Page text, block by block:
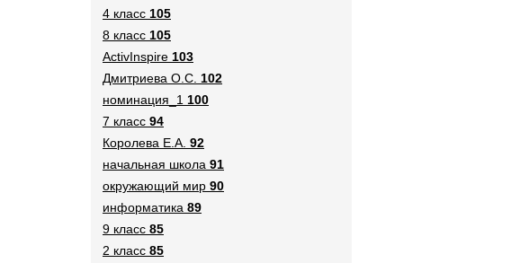
4 класс 105
8 класс 105
ActivInspire 103
Дмитриева О.С. 102
номинация_1 100
7 класс 94
Королева Е.А. 92
начальная школа 91
окружающий мир 90
информатика 89
9 класс 85
2 класс 85